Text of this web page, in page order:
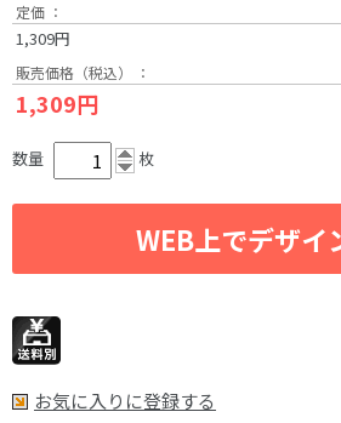
定価 ：
1,309円
販売価格（税込） ：
1,309円
数量 枚
WEB上でデザイ
お気に入りに登録する